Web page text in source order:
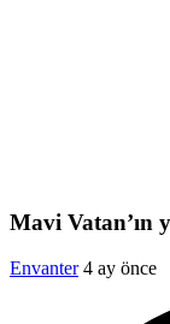
Mavi Vatan’ın
Envanter 4 ay önce